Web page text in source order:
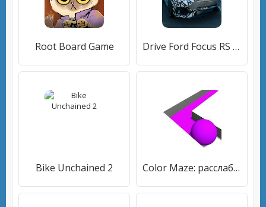
Root Board Game Drive Ford Focus RS Simulator
Bike Unchained 2 Color Maze: расслабляющие пейнтбольные пазлы